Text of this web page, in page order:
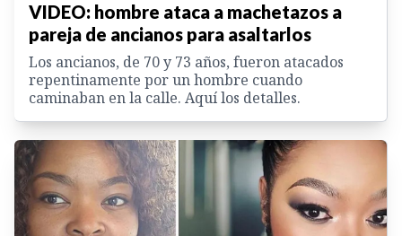
VIDEO: hombre ataca a machetazos a
pareja de ancianos para asaltarlos
Los ancianos, de 70 y 73 años, fueron atacados
repentinamente por un hombre cuando
caminaban en la calle. Aquí los detalles.